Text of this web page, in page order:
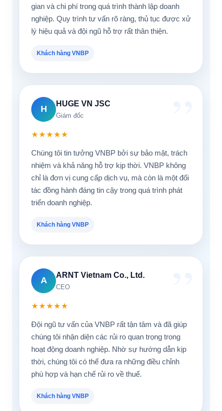
gian và chi phí trong quá trình thành lập doanh
nghiệp. Quy trình tư vấn rõ ràng, thủ tục được xử
lý hiệu quả và đội ngũ hỗ trợ rất thân thiện.
Khách hàng VNBP
H
HUGE VN JSC
Giám đốc
★★★★★
Chúng tôi tin tưởng VNBP bởi sự bảo mật, trách
nhiệm và khả năng hỗ trợ kịp thời. VNBP không
chỉ là đơn vị cung cấp dịch vụ, mà còn là một đối
tác đồng hành đáng tin cậy trong quá trình phát
triển doanh nghiệp.
Khách hàng VNBP
A
ARNT Vietnam Co., Ltd.
CEO
★★★★★
Đội ngũ tư vấn của VNBP rất tận tâm và đã giúp
chúng tôi nhận diện các rủi ro quan trọng trong
hoạt động doanh nghiệp. Nhờ sự hướng dẫn kịp
thời, chúng tôi có thể đưa ra những điều chỉnh
phù hợp và hạn chế rủi ro về thuế.
Khách hàng VNBP